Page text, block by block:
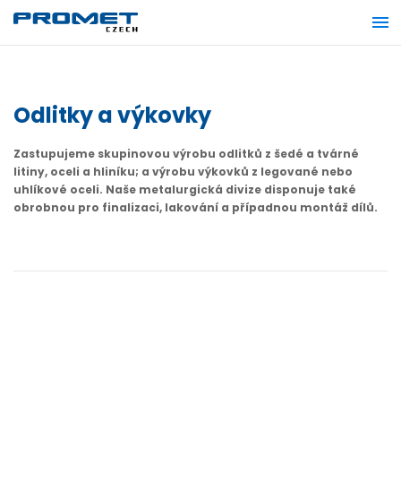
Odlitky a výkovky
Zastupujeme skupinovou výrobu odlitků z šedé a tvárné
litiny, oceli a hliníku; a výrobu výkovků z legované nebo
uhlíkové oceli. Naše metalurgická divize disponuje také
obrobnou pro finalizaci, lakování a případnou montáž dílů.